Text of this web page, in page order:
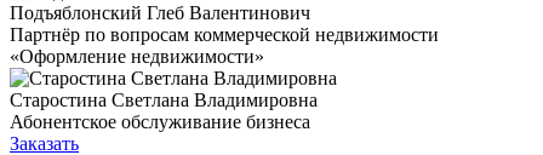
Подъяблонский Глеб Валентинович
Партнёр по вопросам коммерческой недвижимости
«Оформление недвижимости»
Старостина Светлана Владимировна
Абонентское обслуживание бизнеса
Заказать